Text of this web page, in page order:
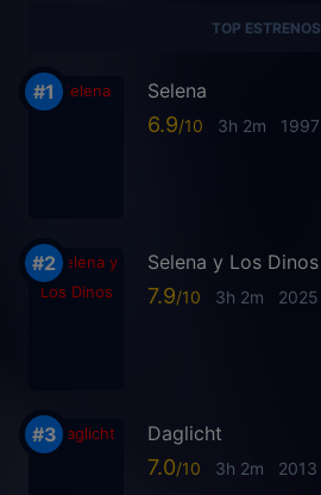
TOP ESTRENOS
Selena
6.9 3h 2m 1997
Selena y Los Dinos
7.9 3h 2m 2025
Daglicht
7.0 3h 2m 2013